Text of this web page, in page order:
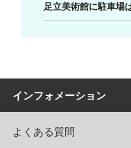
足立美術館に駐車場
インフォメーション
よくある質問